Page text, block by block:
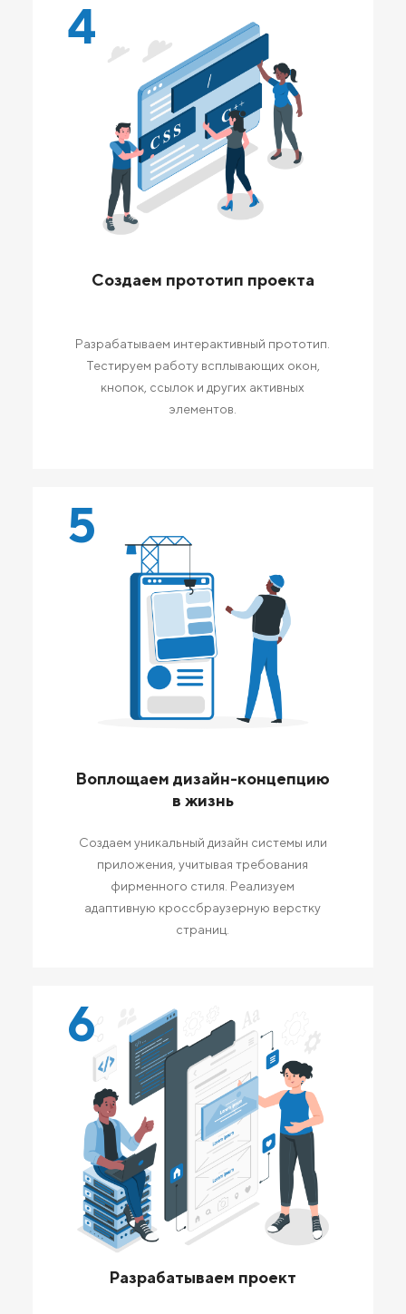
4
Создаем прототип проекта
Разрабатываем интерактивный прототип.
Тестируем работу всплывающих окон,
кнопок, ссылок и других активных
элементов.
5
Воплощаем дизайн-концепцию
в жизнь
Создаем уникальный дизайн системы или
приложения, учитывая требования
фирменного стиля. Реализуем
адаптивную кроссбраузерную верстку
страниц.
6
Разрабатываем проект